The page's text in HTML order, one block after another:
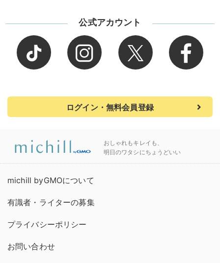
公式アカウント
ログイン・無料会員登録
おしゃれもキレイも、
明日のワタシにちょうどいい
michill byGMOについて
有識者・ライターの募集
プライバシーポリシー
お問い合わせ